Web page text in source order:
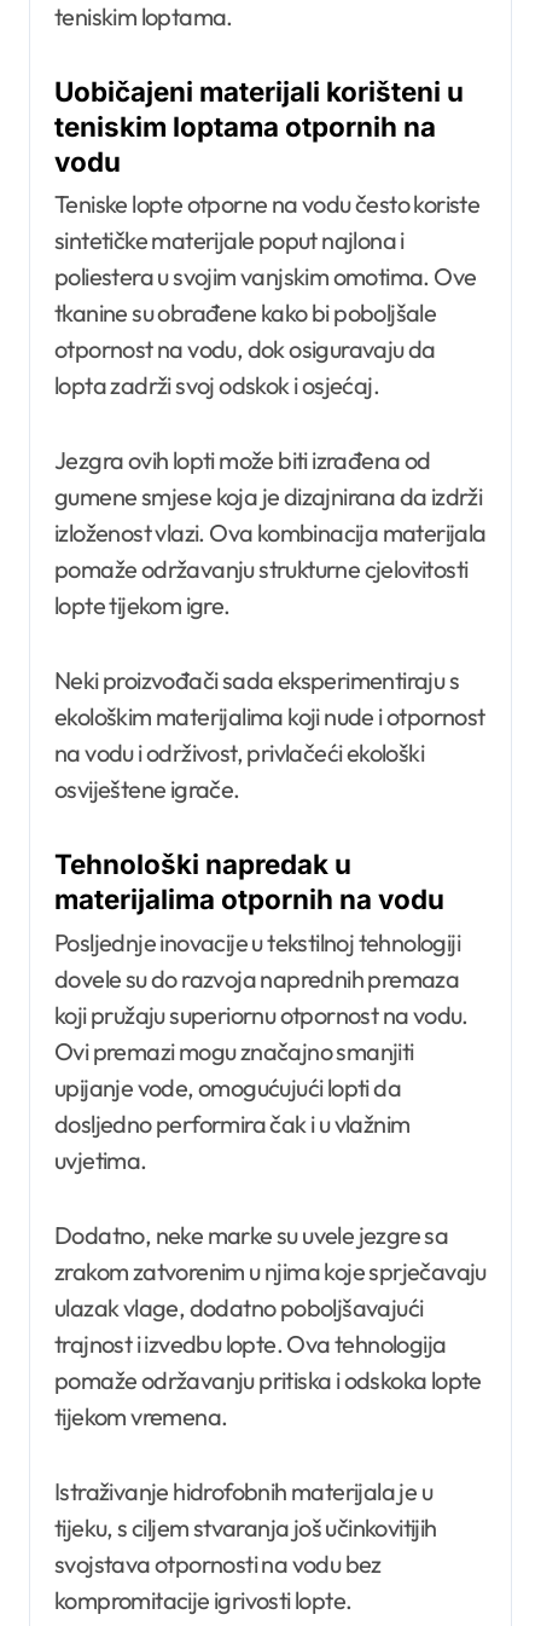
teniskim loptama.
Uobičajeni materijali korišteni u
teniskim loptama otpornih na
vodu
Teniske lopte otporne na vodu često koriste
sintetičke materijale poput najlona i
poliestera u svojim vanjskim omotima. Ove
tkanine su obrađene kako bi poboljšale
otpornost na vodu, dok osiguravaju da
lopta zadrži svoj odskok i osjećaj.
Jezgra ovih lopti može biti izrađena od
gumene smjese koja je dizajnirana da izdrži
izloženost vlazi. Ova kombinacija materijala
pomaže održavanju strukturne cjelovitosti
lopte tijekom igre.
Neki proizvođači sada eksperimentiraju s
ekološkim materijalima koji nude i otpornost
na vodu i održivost, privlačeći ekološki
osviještene igrače.
Tehnološki napredak u
materijalima otpornih na vodu
Posljednje inovacije u tekstilnoj tehnologiji
dovele su do razvoja naprednih premaza
koji pružaju superiornu otpornost na vodu.
Ovi premazi mogu značajno smanjiti
upijanje vode, omogućujući lopti da
dosljedno performira čak i u vlažnim
uvjetima.
Dodatno, neke marke su uvele jezgre sa
zrakom zatvorenim u njima koje sprječavaju
ulazak vlage, dodatno poboljšavajući
trajnost i izvedbu lopte. Ova tehnologija
pomaže održavanju pritiska i odskoka lopte
tijekom vremena.
Istraživanje hidrofobnih materijala je u
tijeku, s ciljem stvaranja još učinkovitijih
svojstava otpornosti na vodu bez
kompromitacije igrivosti lopte.